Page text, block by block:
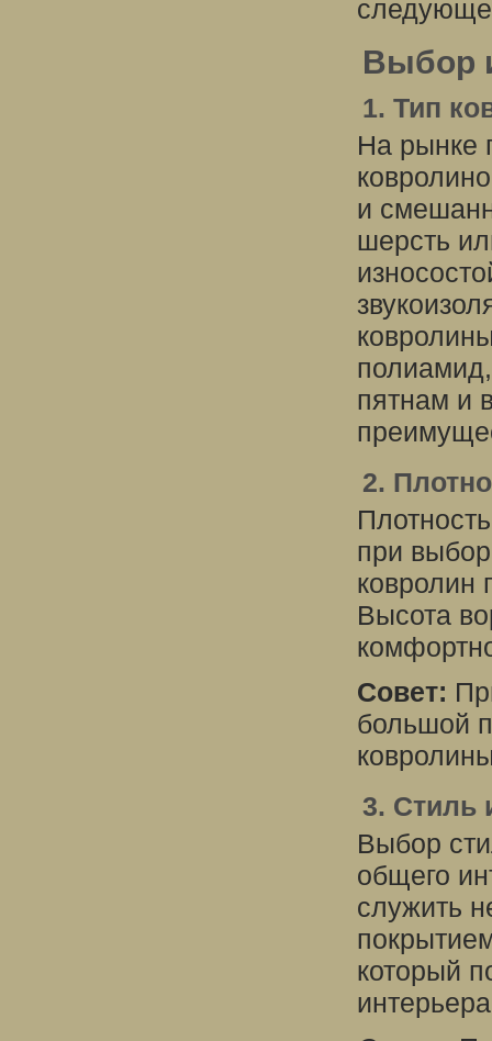
Выбор
1. Тип
На рынке
и
шерсть
пятнам и
2.
при
ковролин
Высота
Совет:
большой
3. Стиль
Выбор
общего
служить
который